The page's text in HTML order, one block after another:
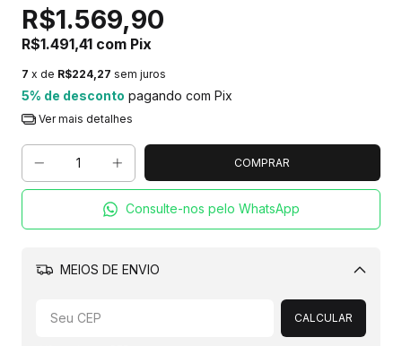
R$1.569,90
R$1.491,41 com Pix
7 x de R$224,27 sem juros
5% de desconto pagando com Pix
Ver mais detalhes
Consulte-nos pelo WhatsApp
MEIOS DE ENVIO
Alterar CEP
CALCULAR